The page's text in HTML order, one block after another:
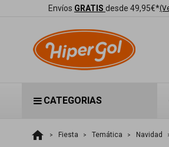
Envíos GRATIS desde 49,95€*
CATEGORIAS
home Fiesta Temática Navidad